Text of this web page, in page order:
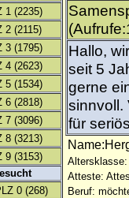
1 (2235)
2 (2115)
3 (1795)
4 (2623)
5 (1534)
6 (2818)
7 (3096)
8 (3213)
9 (3153)
0 (268)
Hallo,
seit 5
gerne
sinnvoll.
für
Atteste:
Beruf: